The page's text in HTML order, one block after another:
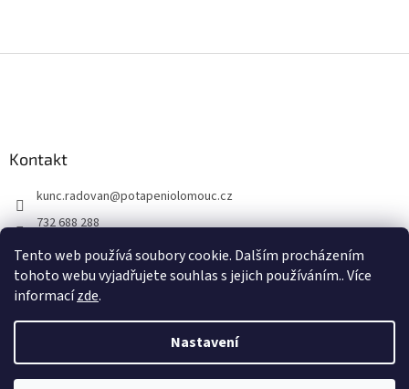
Tento web používá soubory cookie. Dalším procházením
tohoto webu vyjadřujete souhlas s jejich používáním.. Více
informacízde.
Nastavení
Kontakt
kunc.radovan@potapeniolomouc.cz
732 688 288
Facebook
Copyright 2026Potápění Olomouc. Všechna práva vyhrazena.